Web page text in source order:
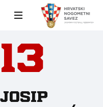
13
Josip